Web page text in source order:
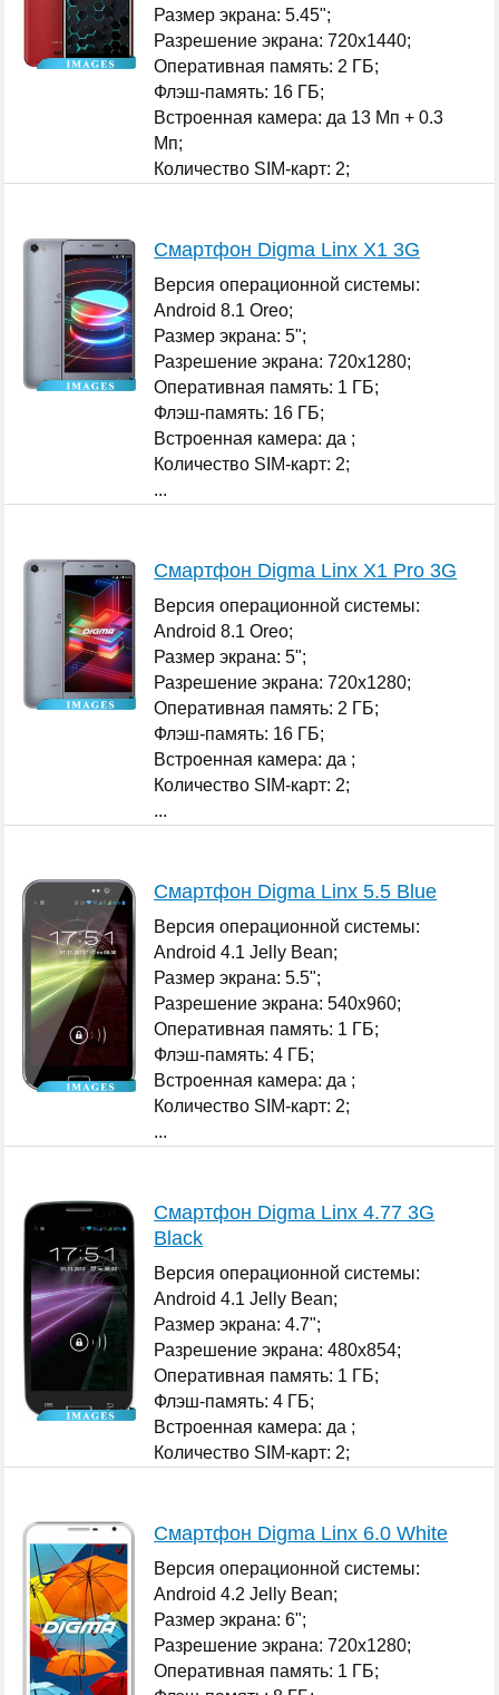
Размер экрана: 5.45";
Разрешение экрана: 720x1440;
Оперативная память: 2 ГБ;
Флэш-память: 16 ГБ;
Встроенная камера: да 13 Мп + 0.3
Мп;
Количество SIM-карт: 2;
Смартфон Digma Linx X1 3G
Версия операционной системы:
Android 8.1 Oreo;
Размер экрана: 5";
Разрешение экрана: 720x1280;
Оперативная память: 1 ГБ;
Флэш-память: 16 ГБ;
Встроенная камера: да ;
Количество SIM-карт: 2;
...
Смартфон Digma Linx X1 Pro 3G
Версия операционной системы:
Android 8.1 Oreo;
Размер экрана: 5";
Разрешение экрана: 720x1280;
Оперативная память: 2 ГБ;
Флэш-память: 16 ГБ;
Встроенная камера: да ;
Количество SIM-карт: 2;
...
Смартфон Digma Linx 5.5 Blue
Версия операционной системы:
Android 4.1 Jelly Bean;
Размер экрана: 5.5";
Разрешение экрана: 540x960;
Оперативная память: 1 ГБ;
Флэш-память: 4 ГБ;
Встроенная камера: да ;
Количество SIM-карт: 2;
...
Смартфон Digma Linx 4.77 3G
Black
Версия операционной системы:
Android 4.1 Jelly Bean;
Размер экрана: 4.7";
Разрешение экрана: 480x854;
Оперативная память: 1 ГБ;
Флэш-память: 4 ГБ;
Встроенная камера: да ;
Количество SIM-карт: 2;
Смартфон Digma Linx 6.0 White
Версия операционной системы:
Android 4.2 Jelly Bean;
Размер экрана: 6";
Разрешение экрана: 720x1280;
Оперативная память: 1 ГБ;